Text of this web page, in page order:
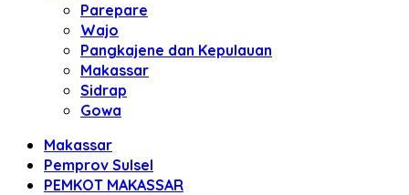
Parepare
Wajo
Pangkajene dan Kepulauan
Makassar
Sidrap
Gowa
Makassar
Pemprov Sulsel
PEMKOT MAKASSAR